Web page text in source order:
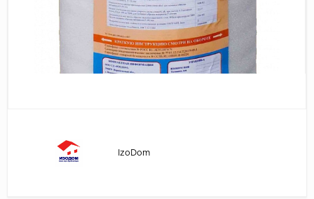
Коричневый
Страна
IzoDom